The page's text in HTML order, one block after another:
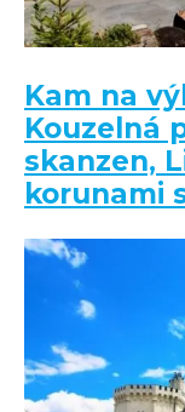
Kam na
Kouzelná
skanzen,
korunami